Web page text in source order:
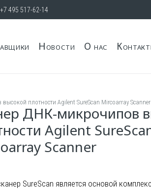
+7 495 517-62-14
Новости О нас
плотности Agilent SureScan Mircoarray Scanner
ДНК-микрочипов
Agilent
Scanner
SureScan является основой